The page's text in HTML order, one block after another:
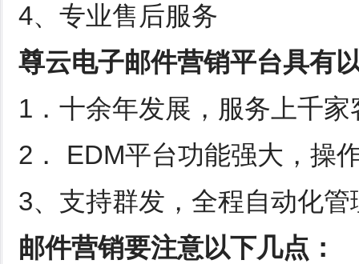
4、专业售后服务
尊云电子邮件营销平台具有
1．十余年发展，服务上千家
2． EDM平台功能强大，操
3、支持群发，全程自动化管
邮件营销要注意以下几点：